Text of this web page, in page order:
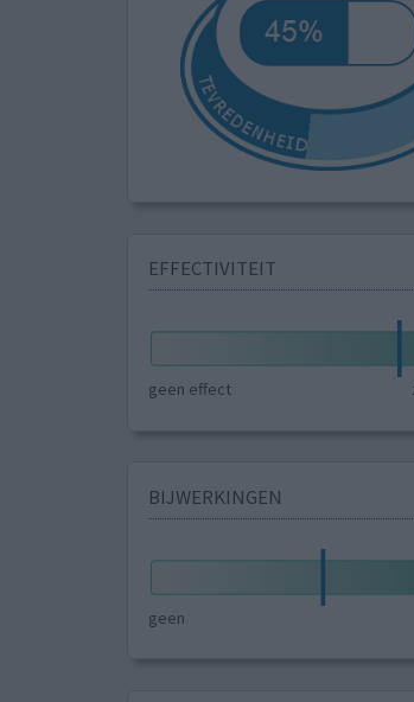
EFFECTIVITEIT
geen effect
BIJWERKINGEN
geen